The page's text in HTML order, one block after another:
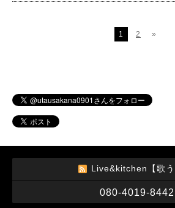
1 2 »
Live&kitchen【歌う
080-4019-8442